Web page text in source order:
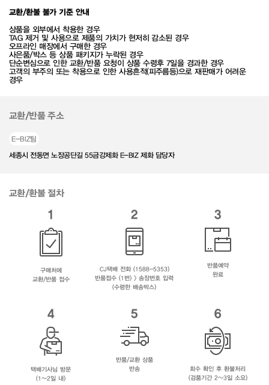
교환/환불 불가 기준 안내
상품을 외부에서 착용한 경우
TAG 제거 및 사용으로 제품의 가치가 현저히 감소된 경우
오프라인 매장에서 구매한 경우
사은품/박스 등 상품 패키지가 누락된 경우
단순변심으로 인한 교환/반품 요청이 상품 수령후 7일을 경과한 경우
고객의 부주의 또는 착용으로 인한 사용흔적(피주름등)으로 재판매가 어려운
경우
교환/반품 주소
E-BIZ팀
세종시 전동면 노장공단길 55금강제화 E-BIZ 제화 담당자
교환/환불 절차
1
구매처에
교환/반품 접수
2
CJ택배 전화 (1588-5353)
반품접수 (1번) > 송장번호 입력
(수령한 배송박스)
3
반품예약
완료
4
택배기사님 방문
(1~2일 내)
5
반품/교환 상품
반송
6
회수 확인 후 환불처리
(검품기간 2~3일 소요)